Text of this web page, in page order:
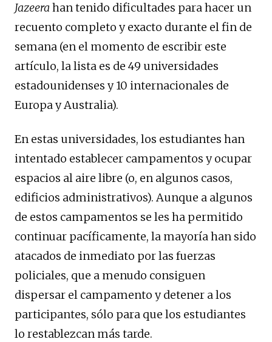
Jazeera han tenido dificultades para hacer un
recuento completo y exacto durante el fin de
semana (en el momento de escribir este
artículo, la lista es de 49 universidades
estadounidenses y 10 internacionales de
Europa y Australia).
En estas universidades, los estudiantes han
intentado establecer campamentos y ocupar
espacios al aire libre (o, en algunos casos,
edificios administrativos). Aunque a algunos
de estos campamentos se les ha permitido
continuar pacíficamente, la mayoría han sido
atacados de inmediato por las fuerzas
policiales, que a menudo consiguen
dispersar el campamento y detener a los
participantes, sólo para que los estudiantes
lo restablezcan más tarde.